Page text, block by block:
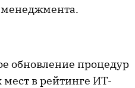
менеджмента.
обновление процедур
в рейтинге ИТ-